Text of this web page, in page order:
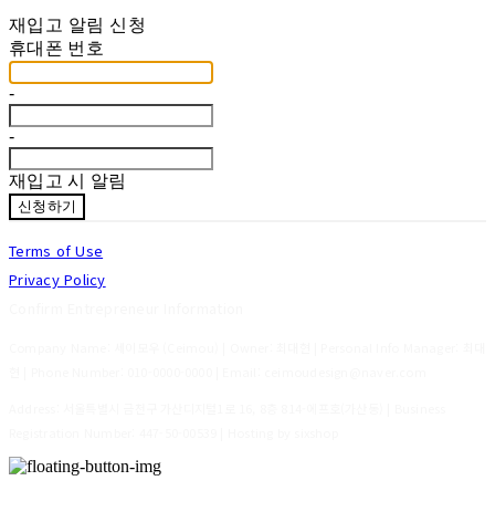
재입고 알림 신청
휴대폰 번호
-
-
재입고 시 알림
신청하기
Terms of Use
Privacy Policy